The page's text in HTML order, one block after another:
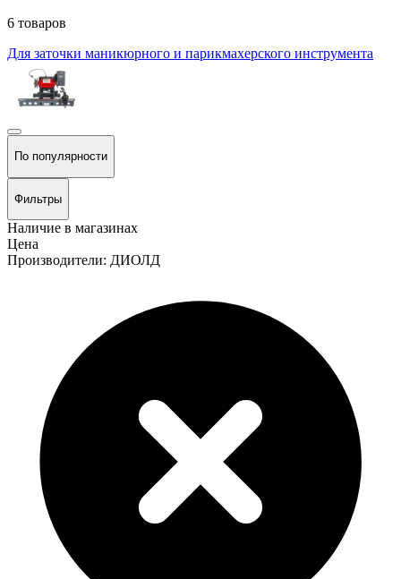
6 товаров
Для заточки маникюрного и парикмахерского инструмента
По популярности
Фильтры
Наличие в магазинах
Цена
Производители: ДИОЛД